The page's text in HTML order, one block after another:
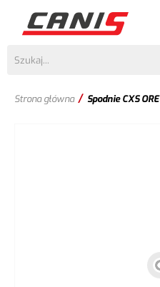
Strona główna / Spodnie CXS